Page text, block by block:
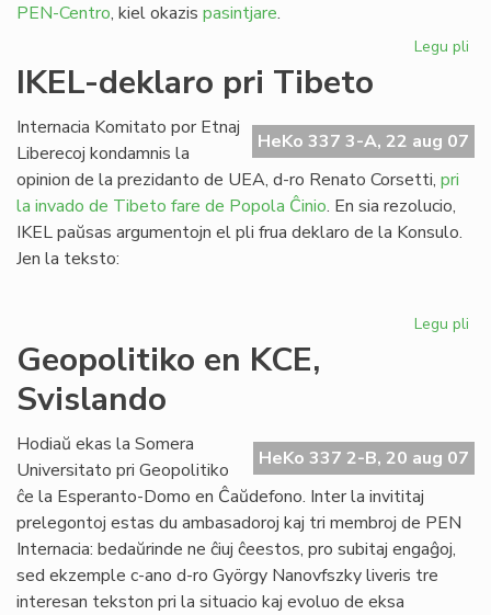
PEN-Centro, kiel okazis pasintjare.
Legu pli
IKEL-deklaro pri Tibeto
HeKo 337 3-A, 22 aug 07
Internacia Komitato por Etnaj
Liberecoj kondamnis la
opinion de la prezidanto de UEA, d-ro Renato Corsetti, pri
la invado de Tibeto fare de Popola Ĉinio. En sia rezolucio,
IKEL paŭsas argumentojn el pli frua deklaro de la Konsulo.
Jen la teksto:
Legu pli
Geopolitiko en KCE,
Svislando
HeKo 337 2-B, 20 aug 07
Hodiaŭ ekas la Somera
Universitato pri Geopolitiko
ĉe la Esperanto-Domo en Ĉaŭdefono. Inter la invititaj
prelegontoj estas du ambasadoroj kaj tri membroj de PEN
Internacia: bedaŭrinde ne ĉiuj ĉeestos, pro subitaj engaĝoj,
sed ekzemple c-ano d-ro György Nanovfszky liveris tre
interesan tekston pri la situacio kaj evoluo de eksa